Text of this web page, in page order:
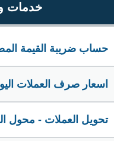
خدمات
حساب ضريبة القيمة
اسعار صرف العملات
تحويل العملات - محول